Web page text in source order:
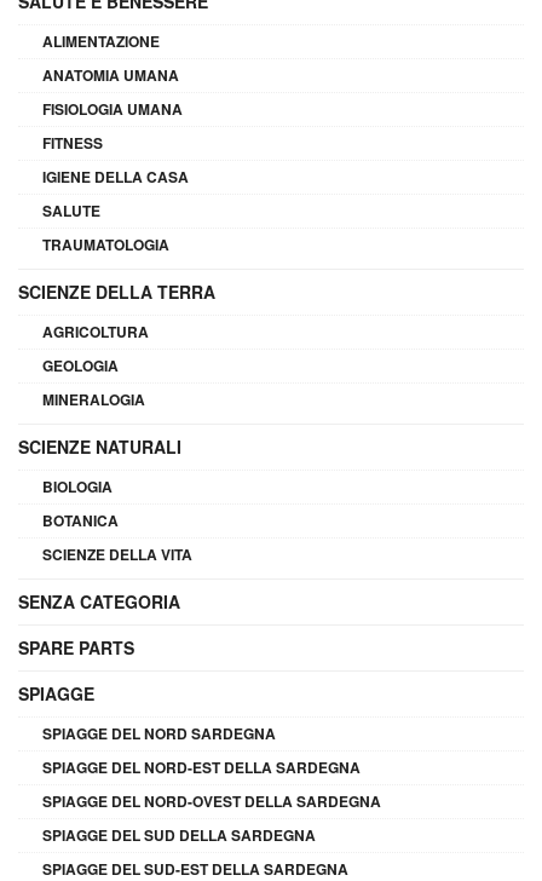
ALIMENTAZIONE
ANATOMIA UMANA
FISIOLOGIA UMANA
FITNESS
IGIENE DELLA CASA
SALUTE
TRAUMATOLOGIA
SCIENZE DELLA TERRA
AGRICOLTURA
GEOLOGIA
MINERALOGIA
SCIENZE NATURALI
BIOLOGIA
BOTANICA
SCIENZE DELLA VITA
SENZA CATEGORIA
SPARE PARTS
SPIAGGE
SPIAGGE DEL NORD SARDEGNA
SPIAGGE DEL NORD-EST DELLA SARDEGNA
SPIAGGE DEL NORD-OVEST DELLA SARDEGNA
SPIAGGE DEL SUD DELLA SARDEGNA
SPIAGGE DEL SUD-EST DELLA SARDEGNA